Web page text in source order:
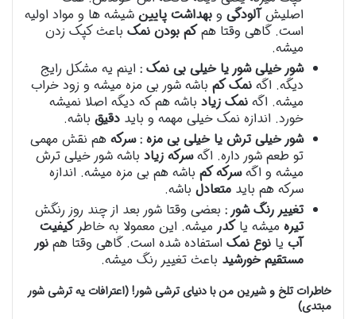
اصلیشآلودگی و بهداشت پایین شیشه ها و مواد اولیه
است. گاهی وقتا همکم بودن نمک باعث کپک زدن
میشه.
شور خیلی شور یا خیلی بی نمک : اینم یه مشکل رایج
دیگه. اگه نمک کم باشه شور بی مزه میشه و زود خراب
میشه. اگه نمک زیاد باشه هم که دیگه اصلا نمیشه
خورد. اندازه نمک خیلی مهمه و باید دقیق باشه.
شور خیلی ترش یا خیلی بی مزه : سرکه هم نقش مهمی
تو طعم شور داره. اگهسرکه زیاد باشه شور خیلی ترش
میشه و اگهسرکه کم باشه هم بی مزه میشه. اندازه
سرکه هم باید متعادل باشه.
تغییر رنگ شور : بعضی وقتا شور بعد از چند روز رنگش
تیره میشه یاکدر میشه. این معمولا به خاطرکیفیت
آب یا نوع نمک استفاده شده است. گاهی وقتا هم نور
مستقیم خورشید باعث تغییر رنگ میشه.
خاطرات تلخ و شیرین من با دنیای ترشی شور! (اعترافات یه ترشی شور
مبتدی)